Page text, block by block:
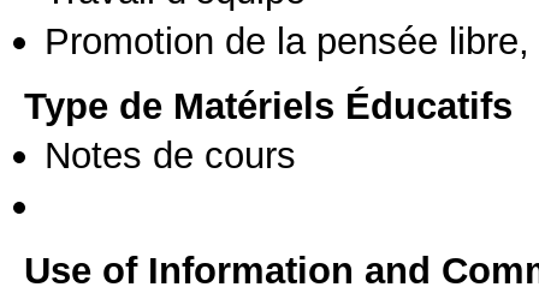
Promotion de la pensée
Type de Matériels Éducatifs
Notes de cours
Use of Information and